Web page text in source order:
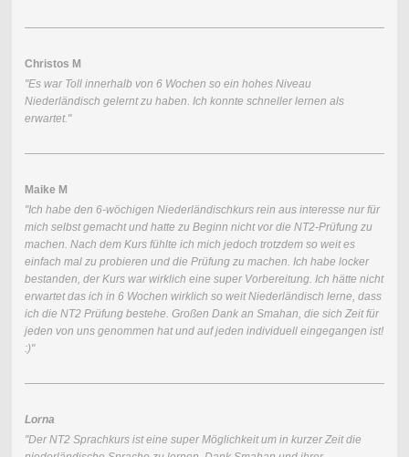
Christos M
"Es war Toll innerhalb von 6 Wochen so ein hohes Niveau
Niederländisch gelernt zu haben. Ich konnte schneller lernen als
erwartet."
Maike M
"Ich habe den 6-wöchigen Niederländischkurs rein aus interesse nur für
mich selbst gemacht und hatte zu Beginn nicht vor die NT2-Prüfung zu
machen. Nach dem Kurs fühlte ich mich jedoch trotzdem so weit es
einfach mal zu probieren und die Prüfung zu machen. Ich habe locker
bestanden, der Kurs war wirklich eine super Vorbereitung. Ich hätte nicht
erwartet das ich in 6 Wochen wirklich so weit Niederländisch lerne, dass
ich die NT2 Prüfung bestehe. Großen Dank an Smahan, die sich Zeit für
jeden von uns genommen hat und auf jeden individuell eingegangen ist!
:)"
Lorna
"Der NT2 Sprachkurs ist eine super Möglichkeit um in kurzer Zeit die